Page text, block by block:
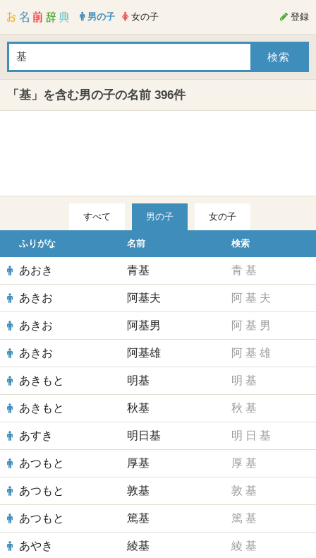
男の子 女の子 登録
「基」を含む男の子の名前 396件
すべて 男の子 女の子
ふりがな 名前 検索
あおき 青基 青 基
あきお 阿基夫 阿 基 夫
あきお 阿基男 阿 基 男
あきお 阿基雄 阿 基 雄
あきもと 明基 明 基
あきもと 秋基 秋 基
あすき 明日基 明 日 基
あつもと 厚基 厚 基
あつもと 敦基 敦 基
あつもと 篤基 篤 基
あやき 綾基 綾 基